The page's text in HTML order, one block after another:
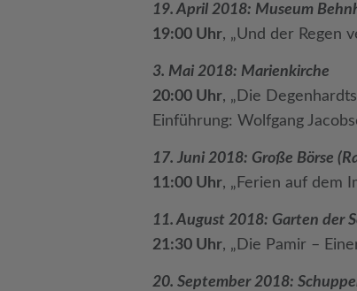
19. April 2018: Museum
19:00 Uhr, „Und der Regen
3. Mai 2018: Marienkirche
20:00 Uhr, „Die
Einführung: Wolfgang
17. Juni 2018: Große Börse
11:00 Uhr, „Ferien auf dem
11. August 2018: Garten der
21:30 Uhr, „Die Pamir –
20. September 2018: